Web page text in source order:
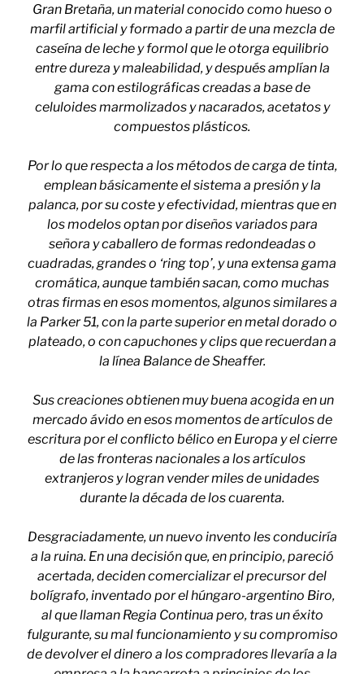
Gran Bretaña, un material conocido como hueso o
marfil artificial y formado a partir de una mezcla de
caseína de leche y formol que le otorga equilibrio
entre dureza y maleabilidad, y después amplían la
gama con estilográficas creadas a base de
celuloides marmolizados y nacarados, acetatos y
compuestos plásticos.
Por lo que respecta a los métodos de carga de tinta,
emplean básicamente el sistema a presión y la
palanca, por su coste y efectividad, mientras que en
los modelos optan por diseños variados para
señora y caballero de formas redondeadas o
cuadradas, grandes o ‘ring top’, y una extensa gama
cromática, aunque también sacan, como muchas
otras firmas en esos momentos, algunos similares a
la Parker 51, con la parte superior en metal dorado o
plateado, o con capuchones y clips que recuerdan a
la línea Balance de Sheaffer.
Sus creaciones obtienen muy buena acogida en un
mercado ávido en esos momentos de artículos de
escritura por el conflicto bélico en Europa y el cierre
de las fronteras nacionales a los artículos
extranjeros y logran vender miles de unidades
durante la década de los cuarenta.
Desgraciadamente, un nuevo invento les conduciría
a la ruina. En una decisión que, en principio, pareció
acertada, deciden comercializar el precursor del
bolígrafo, inventado por el húngaro-argentino Biro,
al que llaman Regia Continua pero, tras un éxito
fulgurante, su mal funcionamiento y su compromiso
de devolver el dinero a los compradores llevaría a la